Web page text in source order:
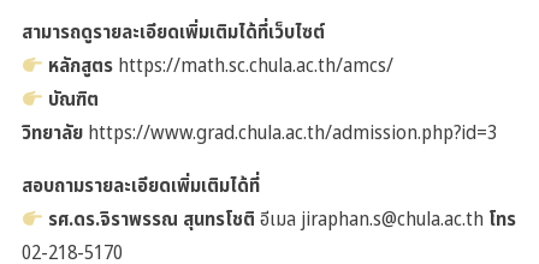
สามารถดูรายละเอียดเพิ่มเติมได้ที่เว็บไซต์
หลักสูตร https://math.sc.chula.ac.th/amcs/
บัณฑิต
วิทยาลัย https://www.grad.chula.ac.th/admission.php?id=3
สอบถามรายละเอียดเพิ่มเติมได้ที่
รศ.ดร.จิราพรรณ สุนทรโชติ อีเมล jiraphan.s@chula.ac.th โทร
02-218-5170